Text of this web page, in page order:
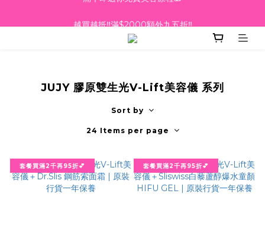
JUJY 膠原雙生光V-Lift美容儀 系列
Sort by
24 Items per page
套餐買滿2千再95折💕 套餐買滿2千再95折💕